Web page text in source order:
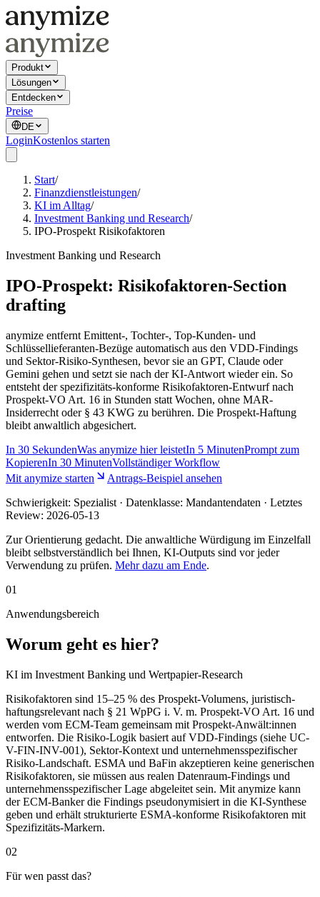
Produkt
Lösungen
Entdecken
Preise
DE
LoginKostenlos starten
Start/
Finanzdienstleistungen/
KI im Alltag/
Investment Banking und Research/
IPO-Prospekt Risikofaktoren
Investment Banking und Research
IPO-Prospekt: Risikofaktoren-Section
drafting
anymize entfernt Emittent-, Tochter-, Top-Kunden- und
Schlüssellieferanten-Bezüge automatisch aus den VDD-Findings
und Sektor-Risiko-Synthesen, bevor sie an GPT, Claude oder
Gemini gehen und setzt sie nach der KI-Antwort wieder ein. So
entsteht der spezifizitäts-konforme Risikofaktoren-Entwurf nach
Prospekt-VO Art. 16 in Stunden statt Wochen, ohne MAR-
Insiderrecht oder § 43 KWG zu berühren. Die Prospekt-Haftung
bleibt anwaltlich abgesichert.
In 30 SekundenWas anymize hier leistetIn 5 MinutenPrompt zum
KopierenIn 30 MinutenVollständiger Workflow
Mit anymize starten
Antrags-Beispiel ansehen
Schwierigkeit: Spezialist · Datenklasse: Mandantendaten · Letztes
Review: 2026-05-13
Zur Orientierung gedacht. Die anwaltliche Würdigung im Einzelfall
bleibt selbstverständlich bei Ihnen, KI-Outputs sind vor jeder
Verwendung zu prüfen. Mehr dazu am Ende.
01
Anwendungsbereich
Worum geht es hier?
KI im Investment Banking und Wertpapier-Research
Risikofaktoren sind 15–25 % des Prospekt-Volumens, juristisch-
haftungsrelevant nach § 21 WpPG i. V. m. Prospekt-VO Art. 16 und
werden vom ECM-Team gemeinsam mit Prospekt-Anwält:innen
entworfen. Die Risiko-Logik basiert auf VDD-Findings (siehe UC-
V-FIN-INV-001), Sektor-Kontext und unternehmensspezifischer
Risiko-Landschaft. ESMA und BaFin akzeptieren keine generischen
Risikofaktoren, sie müssen aus realen Datenraum-Findings und
unternehmensspezifischer Lage abgeleitet sein. Mit anymize kann
der ECM-Banker die Findings pseudonymisiert in die KI-Synthese
geben und erhält strukturierte ESMA-konforme Risikofaktoren mit
Spezifizitäts-Markern.
02
Für wen passt das?